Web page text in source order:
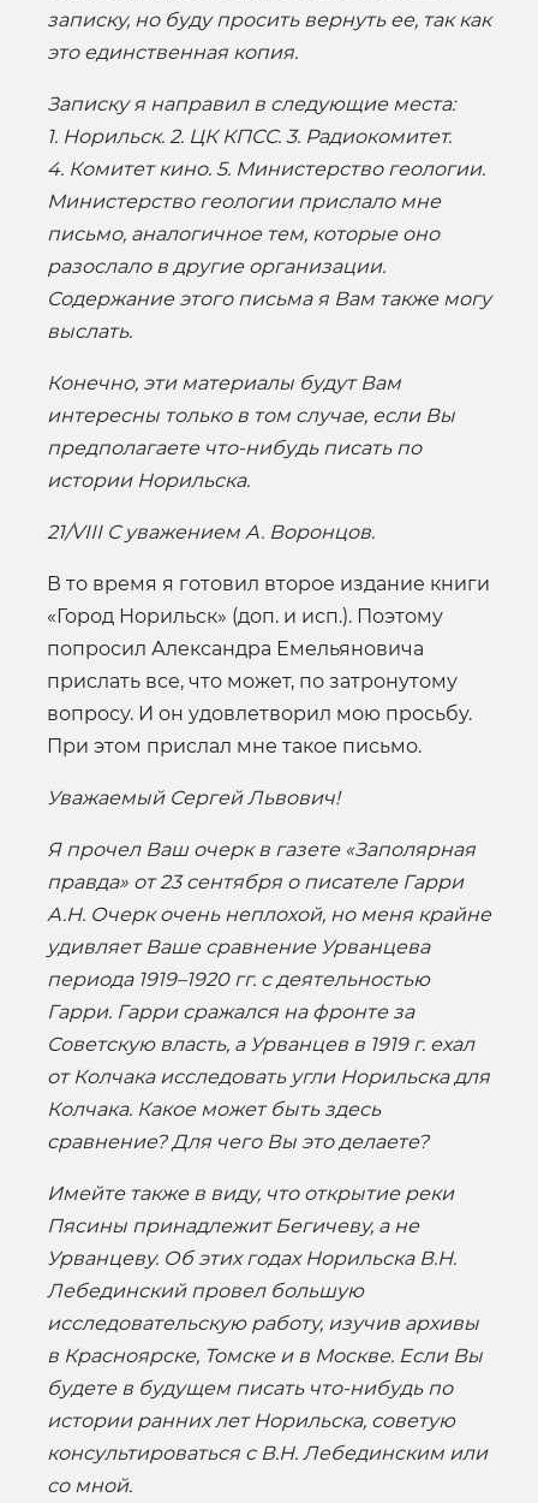
записку, но буду просить вернуть ее, так как
это единственная копия.
Записку я направил в следующие места:
1. Норильск. 2. ЦК КПСС. 3. Радиокомитет.
4. Комитет кино. 5. Министерство геологии.
Министерство геологии прислало мне
письмо, аналогичное тем, которые оно
разослало в другие организации.
Содержание этого письма я Вам также могу
выслать.
Конечно, эти материалы будут Вам
интересны только в том случае, если Вы
предполагаете что-нибудь писать по
истории Норильска.
21/VIII С уважением А. Воронцов.
В то время я готовил второе издание книги
«Город Норильск» (доп. и исп.). Поэтому
попросил Александра Емельяновича
прислать все, что может, по затронутому
вопросу. И он удовлетворил мою просьбу.
При этом прислал мне такое письмо.
Уважаемый Сергей Львович!
Я прочел Ваш очерк в газете «Заполярная
правда» от 23 сентября о писателе Гарри
А.Н. Очерк очень неплохой, но меня крайне
удивляет Ваше сравнение Урванцева
периода 1919–1920 гг. с деятельностью
Гарри. Гарри сражался на фронте за
Советскую власть, а Урванцев в 1919 г. ехал
от Колчака исследовать угли Норильска для
Колчака. Какое может быть здесь
сравнение? Для чего Вы это делаете?
Имейте также в виду, что открытие реки
Пясины принадлежит Бегичеву, а не
Урванцеву. Об этих годах Норильска В.Н.
Лебединский провел большую
исследовательскую работу, изучив архивы
в Красноярске, Томске и в Москве. Если Вы
будете в будущем писать что-нибудь по
истории ранних лет Норильска, советую
консультироваться с В.Н. Лебединским или
со мной.